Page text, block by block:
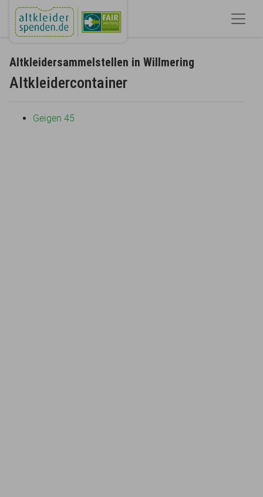
Altkleidersammelstellen in Willmering
Altkleidercontainer
Geigen 45